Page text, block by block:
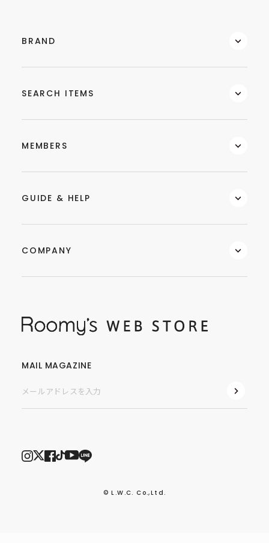
BRAND
SEARCH ITEMS
MEMBERS
GUIDE & HELP
COMPANY
MAIL MAGAZINE
© L.W.C. Co.,Ltd.